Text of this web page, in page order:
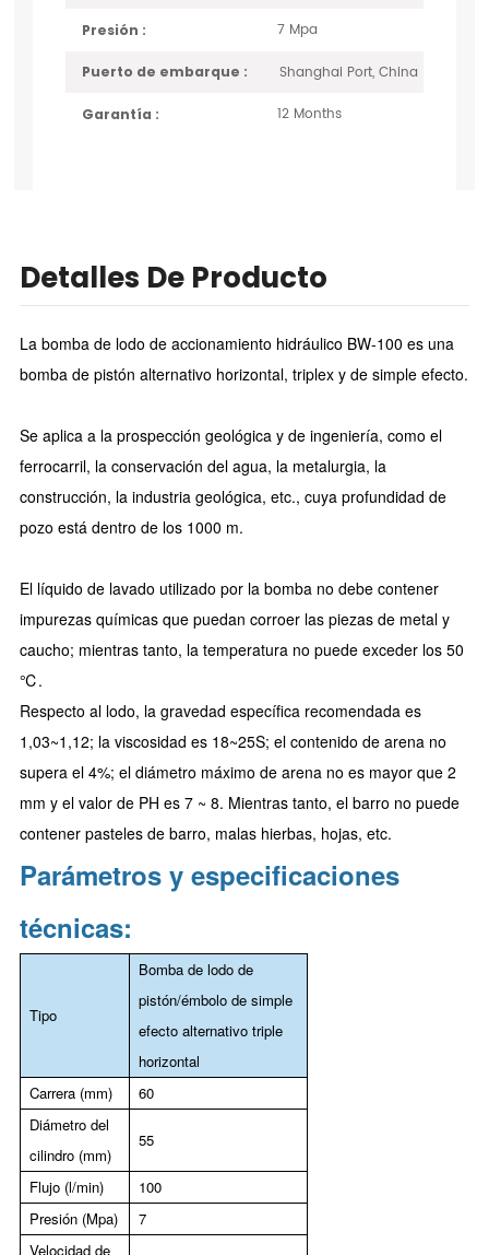
Presión : 7 Mpa
Puerto de embarque : Shanghai Port, China
Garantía : 12 Months
Detalles De Producto
La bomba de lodo de accionamiento hidráulico BW-100 es una
bomba de pistón alternativo horizontal, triplex y de simple efecto.
Se aplica a la prospección geológica y de ingeniería, como el
ferrocarril, la conservación del agua, la metalurgia, la
construcción, la industria geológica, etc., cuya profundidad de
pozo está dentro de los 1000 m.
El líquido de lavado utilizado por la bomba no debe contener
impurezas químicas que puedan corroer las piezas de metal y
caucho; mientras tanto, la temperatura no puede exceder los 50
℃.
Respecto al lodo, la gravedad específica recomendada es
1,03~1,12; la viscosidad es 18~25S; el contenido de arena no
supera el 4%; el diámetro máximo de arena no es mayor que 2
mm y el valor de PH es 7 ~ 8. Mientras tanto, el barro no puede
contener pasteles de barro, malas hierbas, hojas, etc.
Parámetros y especificaciones
técnicas:
Tipo
Bomba de lodo de
pistón/émbolo de simple
efecto alternativo triple
horizontal
Carrera (mm)
60
Diámetro del
cilindro (mm)
55
Flujo (l/min)
100
Presión (Mpa)
7
Velocidad de